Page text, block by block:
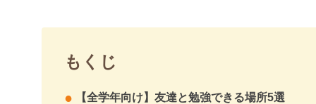
もくじ
【全学年向け】友達と勉強できる場所5選